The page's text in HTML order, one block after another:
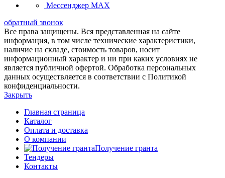
Мессенджер MAX
обратный звонок
Все права защищены. Вся представленная на сайте
информация, в том числе технические характеристики,
наличие на складе, стоимость товаров, носит
информационный характер и ни при каких условиях не
является публичной офертой. Обработка персональных
данных осуществляется в соответствии с Политикой
конфиденциальности.
Закрыть
Главная страница
Каталог
Оплата и доставка
О компании
Получение гранта
Тендеры
Контакты